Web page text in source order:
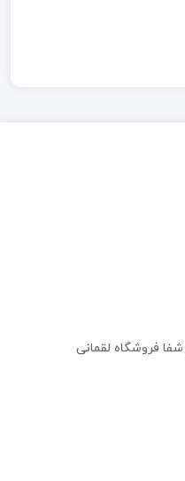
فروشگاه لقمانی